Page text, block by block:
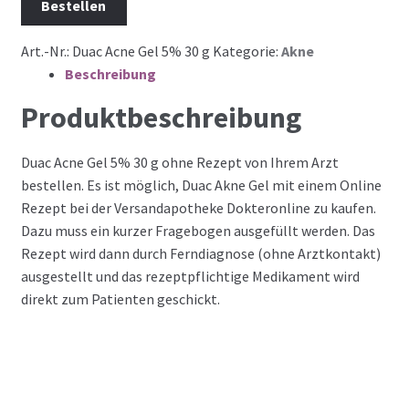
Bestellen
Art.-Nr.: Duac Acne Gel 5% 30 g Kategorie: Akne
Beschreibung
Produktbeschreibung
Duac Acne Gel 5% 30 g ohne Rezept von Ihrem Arzt
bestellen. Es ist möglich, Duac Akne Gel mit einem Online
Rezept bei der Versandapotheke Dokteronline zu kaufen.
Dazu muss ein kurzer Fragebogen ausgefüllt werden. Das
Rezept wird dann durch Ferndiagnose (ohne Arztkontakt)
ausgestellt und das rezeptpflichtige Medikament wird
direkt zum Patienten geschickt.